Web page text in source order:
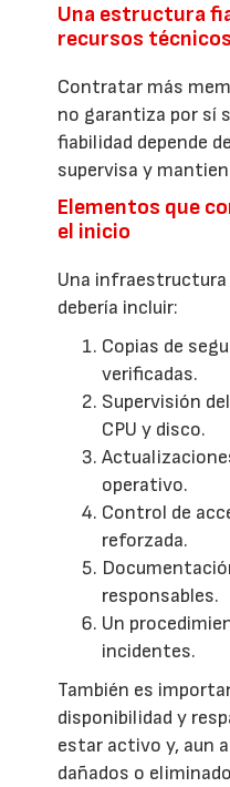
Una estructura
recursos técnicos
Contratar más
no garantiza por sí
fiabilidad depende
supervisa y
Elementos que
el inicio
Una infraestructura
debería incluir:
Copias de
verificadas.
Supervisión
CPU y disco.
operativo.
Control de
reforzada.
responsables.
Un
incidentes.
También es
disponibilidad y
estar activo y, aun
dañados o